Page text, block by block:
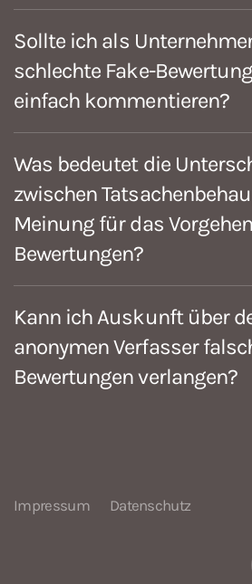
Sollte ich als
schlechte Fake-
einfach kommentieren?
Was bedeutet die
zwischen
Meinung für das
Bewertungen?
Kann ich Auskunft über
anonymen Verfasser
Bewertungen verlangen?
Impressum Datenschutz